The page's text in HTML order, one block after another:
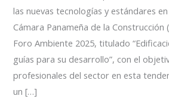
las nuevas tecnologías y estándares
Cámara Panameña de la Construcción
Foro Ambiente 2025, titulado
guías para su desarrollo”, con el
profesionales del sector en esta
un […]